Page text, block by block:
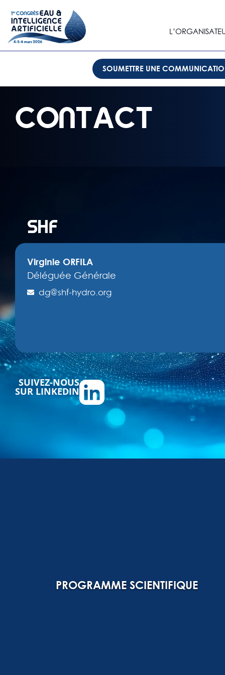
SOUMETTRE UNE
CONTACT
SHF
Virginie ORFILA
Déléguée Générale
dg@shf-hydro.org
SUIVEZ-NOUS
SUR LINKEDIN
PROGRAMME SCIENTIFIQUE